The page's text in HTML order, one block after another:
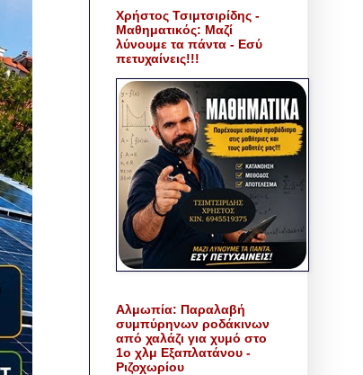
Χρήστος Τσιμτσιρίδης -
Μαθηματικός: Μαζί
λύνουμε τα πάντα - Εσύ
πετυχαίνεις!!!
Αλμωπία: Παραλαβή
συμπύρηνων ροδάκινων
από χαλάζι για χυμό στο
1ο χλμ Εξαπλατάνου -
Ριζοχωρίου